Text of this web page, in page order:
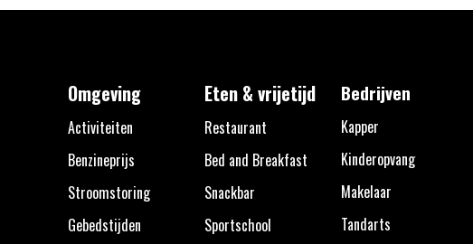
Omgeving
Activiteiten
Benzineprijs
Stroomstoring
Gebedstijden
Eten & vrijetijd
Restaurant
Bed and Breakfast
Snackbar
Sportschool
Bedrijven
Kapper
Kinderopvang
Makelaar
Tandarts